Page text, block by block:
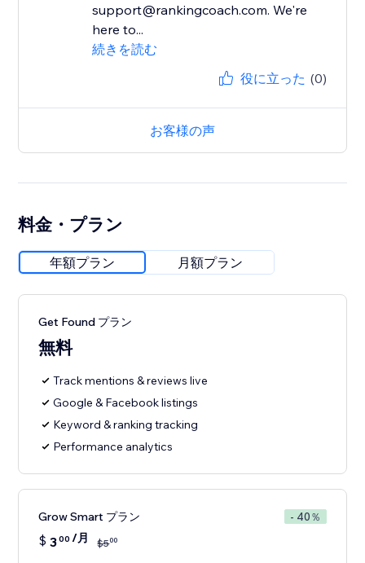
support@rankingcoach.com. We're
here to...
続きを読む
役に立った (0)
お客様の声
料金・プラン
年額プラン 月額プラン
Get Found プラン
無料
Track mentions & reviews live
Google & Facebook listings
Keyword & ranking tracking
Performance analytics
Grow Smart プラン - 40％
$ 300 /月 $500